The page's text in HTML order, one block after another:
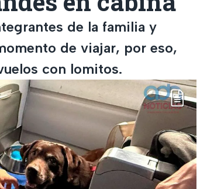
de la familia y
de viajar, por eso,
con lomitos.